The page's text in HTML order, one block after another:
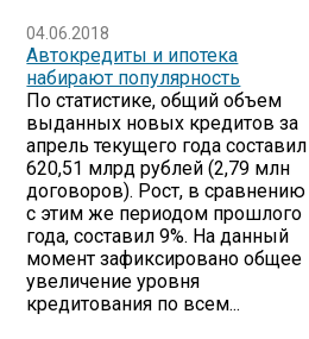
04.06.2018
Автокредиты и ипотека
набирают популярность
По статистике, общий объем
выданных новых кредитов за
апрель текущего года составил
620,51 млрд рублей (2,79 млн
договоров). Рост, в сравнению
с этим же периодом прошлого
года, составил 9%. На данный
момент зафиксировано общее
увеличение уровня
кредитования по всем...